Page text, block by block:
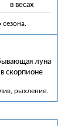
в весах
луна
в скорпионе
рыхление.